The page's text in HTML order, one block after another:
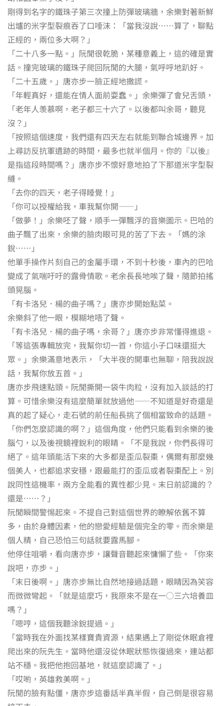
剛得到名字的鐵珠子第三次撞上防彈玻璃牆，余樂對著新鮮
出爐的米字型裂痕吞了口唾沫：「當我沒說……算了，聊點
正經的，兩位多大啊？」
「二十八多一點。」阮閒很乾脆，某種意義上，這的確是實
話。撞完玻璃的鐵珠子爬回阮閒的大腿，氣呼呼地趴好。
「二十五歲。」唐亦步一臉正經地撒謊。
「年輕真好，還能在情人面前耍蠢。」余樂彈了會兒舌頭，
「老年人羡慕啊，老子都三十六了。以後都叫余哥，聽見
沒？」
「按照這個速度，我們還有四天左右就能到聯合城邊界。加
上尋訪反抗軍遺跡的時間，最多也就半個月。你的『以後』
是指這段時間嗎？」唐亦步不懷好意地拍了下那道米字型裂
縫。
「去你的四天，老子得睡覺！」
「你可以授權給我，車我幫你開——」
「做夢！」余樂呸了聲，順手一彈飄浮的音樂圖示。巴哈的
曲子飄了出來，余樂的臉肉眼可見的苦了下去。「媽的涂
銳……」
他單手操作片刻自己的金屬手環，不到十秒後，車內的巴哈
變成了氣喘吁吁的露骨情歌。老余長長地唉了聲，隨節拍搖
頭晃腦。
「有卡洛兒．楊的曲子嗎？」唐亦步開始點菜。
余樂斜了他一眼，模糊地唔了聲。
「有卡洛兒．楊的曲子嗎，余哥？」唐亦步非常懂得進退。
「等這張專輯放完，我幫你切一首，你這小子口味還挺大
眾。」余樂滿意地表示，「大半夜的開車也無聊，陪我說說
話，我幫你放五首。」
唐亦步飛速點頭。阮閒撕開一袋牛肉粒，沒有加入談話的打
算。可惜余樂沒有這麼簡單就放過他——不知道是好奇還是
真的起了疑心，走石號的前任船長挑了個相當致命的話題。
「你們怎麼認識的啊？」這個角度，他們只能看到余樂的後
腦勺，以及後視鏡裡銳利的眼睛。「不是我說，你們長得可
絕了。這年頭能活下來的大多都是歪瓜裂棗，偶爾有那麼幾
個美人，也都追求安穩，跟最能打的歪瓜或者裂棗配上。別
說同性這機率，兩方全能看的異性都少見。末日前認識的？
還是……？」
阮閒瞬間警惕起來。不提自己對這個世界的瞭解依舊不算
多，由於身體因素，他的戀愛經驗是個完全的零。而余樂是
個人精，自己恐怕三句話就要露馬腳。
他停住咀嚼，看向唐亦步，讓聲音聽起來慵懶了些。「你來
說吧，亦步。」
「末日後啊。」唐亦步無比自然地接過話題，眼睛因為笑容
而微微彎起。「就是這麼巧，我原來不是在一○三六培養皿
嗎？」
「嗯哼，這個我聽涂銳提過。」
「當時我在外面找某樣寶貴資源，結果遇上了剛從休眠倉裡
爬出來的阮先生。當時他還沒從休眠狀態恢復過來，連站都
站不穩。我把他抱回基地，就這麼認識了。」
「哎喲，英雄救美啊。」
阮閒的臉有點僵，唐亦步這番話半真半假，自己倒是很容易